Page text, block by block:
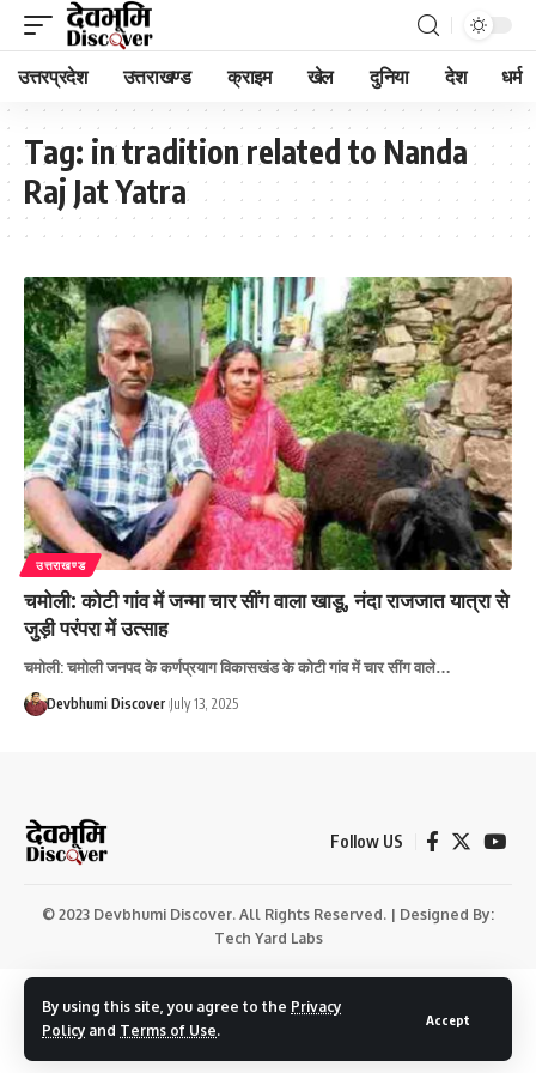
By using this site, you agree to the Privacy
Policy and Terms of Use.
Accept
उत्तरप्रदेश उत्तराखण्ड क्राइम खेल दुनिया देश धर्म
Tag: in tradition related to Nanda
Raj Jat Yatra
उत्तराखण्ड
चमोली: कोटी गांव में जन्मा चार सींग वाला खाडू, नंदा राजजात यात्रा से
जुड़ी परंपरा में उत्साह
चमोली: चमोली जनपद के कर्णप्रयाग विकासखंड के कोटी गांव में चार सींग वाले…
Devbhumi Discover July 13, 2025
Follow US
© 2023 Devbhumi Discover. All Rights Reserved. | Designed By:
Tech Yard Labs